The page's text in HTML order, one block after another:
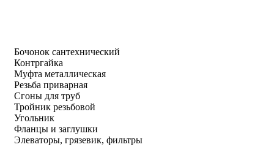
Бочонок сантехнический
Контргайка
Муфта металлическая
Резьба приварная
Сгоны для труб
Тройник резьбовой
Угольник
Фланцы и заглушки
Элеваторы, грязевик, фильтры